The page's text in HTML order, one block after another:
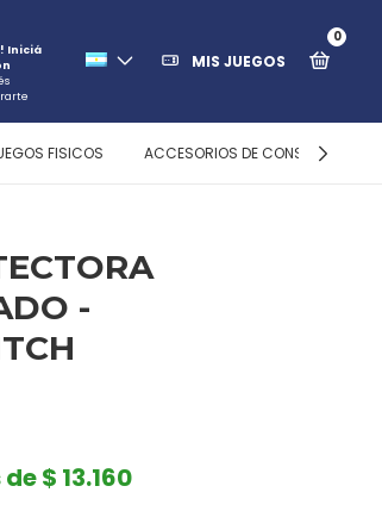
Iniciá
MIS JUEGOS
0
FISICOS ACCESORIOS DE CONSOLAS
-
$ 13.160